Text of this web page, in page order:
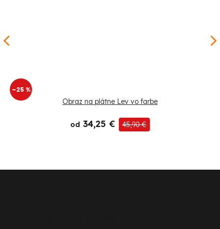
–25 %
Obraz na plátne Lev vo farbe
od 34,25 € 45,90 €